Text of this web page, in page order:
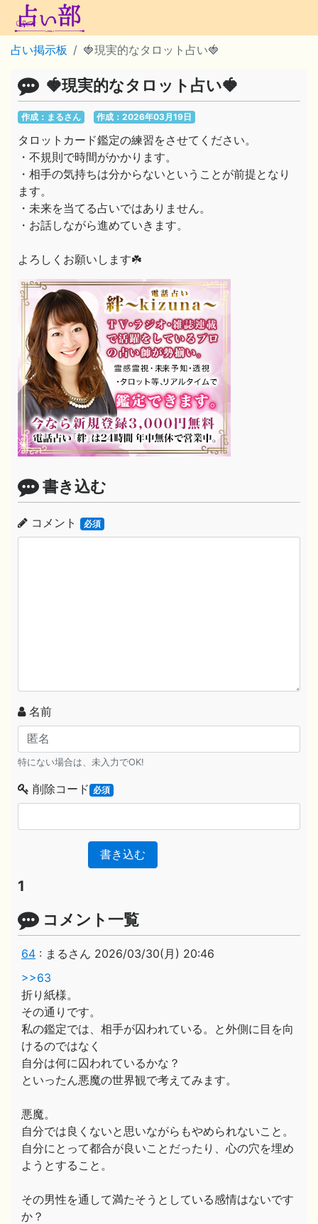
占い掲示板 🍓現実的なタロット占い🍓
🍓現実的なタロット占い🍓
作成：まるさん 作成：2026年03月19日
タロットカード鑑定の練習をさせてください。
・不規則で時間がかかります。
・相手の気持ちは分からないということが前提となり
ます。
・未来を当てる占いではありません。
・お話しながら進めていきます。
よろしくお願いします☘️
書き込む
コメント 必須
名前
特にない場合は、未入力でOK!
削除コード 必須
書き込む
1
コメント一覧
64 : まるさん 2026/03/30(月) 20:46
>>63
折り紙様。
その通りです。
私の鑑定では、相手が囚われている。と外側に目を向
けるのではなく
自分は何に囚われているかな？
といったん悪魔の世界観で考えてみます。
悪魔。
自分では良くないと思いながらもやめられないこと。
自分にとって都合が良いことだったり、心の穴を埋め
ようとすること。
その男性を通して満たそうとしている感情はないです
か？